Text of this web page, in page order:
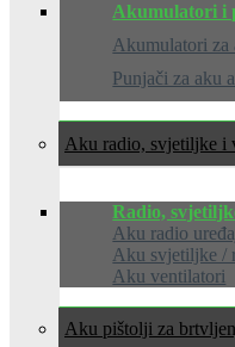
Akumulatori i
Akumulatori za
Punjači za aku
Aku radio, svjetiljke i
Radio,
Aku radio
Aku svjetiljke /
Aku ventilatori
Aku pištolji za